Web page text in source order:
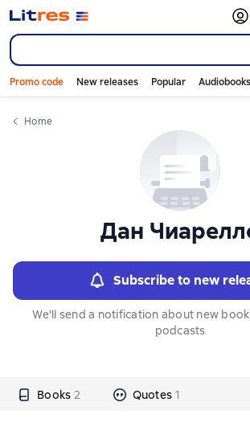
Promo code New releases Popular Audiobooks
Home
Дан
Subscribe to new
We'll send a notification about new
podcasts
Books 2 Quotes 1
Слайдер с книгами
Слайдер с книгами